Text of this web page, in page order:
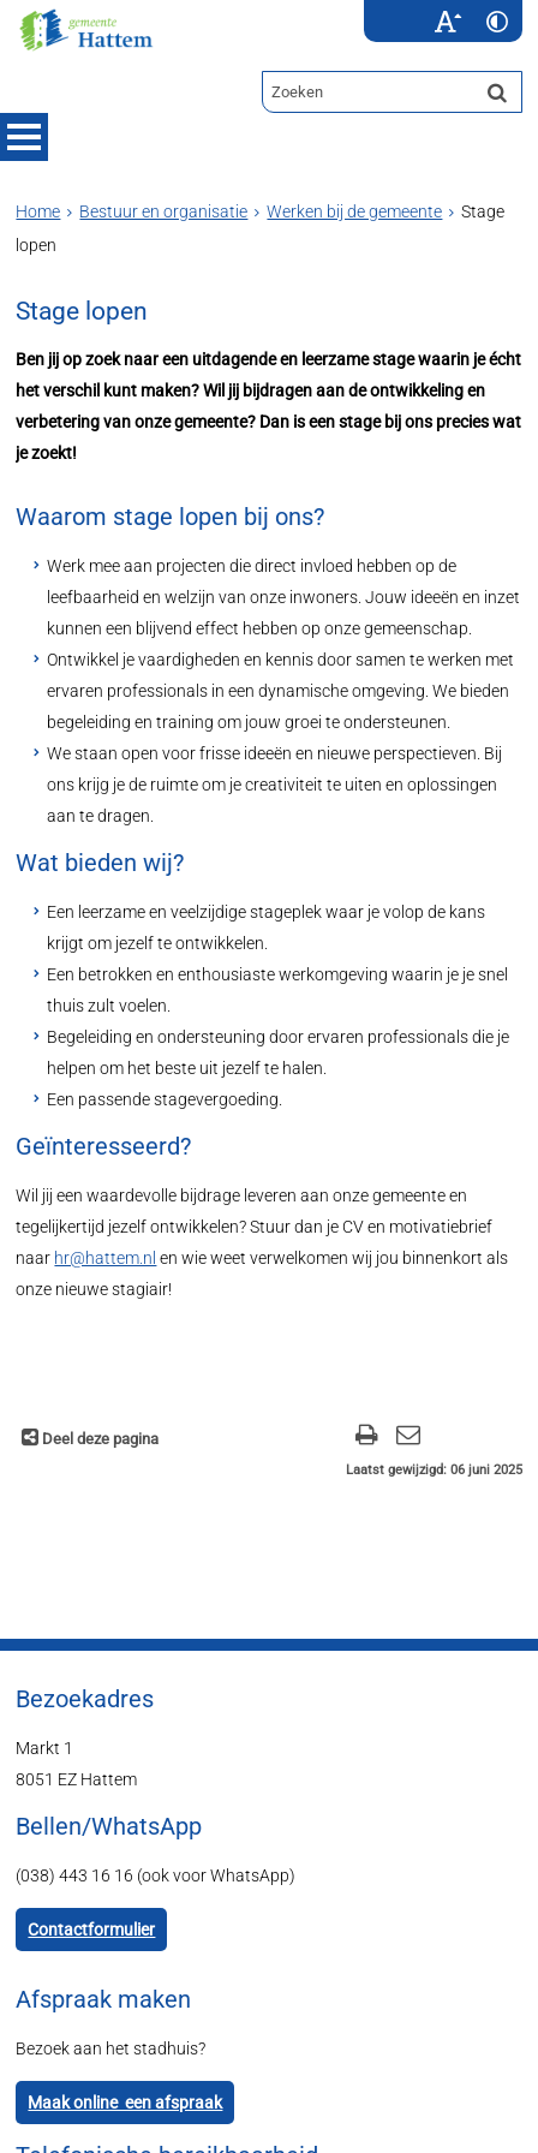
Home Bestuur en organisatie Werken bij de gemeente
Stage
lopen
Stage lopen
Ben jij op zoek naar een uitdagende en leerzame stage waarin je écht
het verschil kunt maken? Wil jij bijdragen aan de ontwikkeling en
verbetering van onze gemeente? Dan is een stage bij ons precies wat
je zoekt!
Waarom stage lopen bij ons?
Werk mee aan projecten die direct invloed hebben op de
leefbaarheid en welzijn van onze inwoners. Jouw ideeën en inzet
kunnen een blijvend effect hebben op onze gemeenschap.
Ontwikkel je vaardigheden en kennis door samen te werken met
ervaren professionals in een dynamische omgeving. We bieden
begeleiding en training om jouw groei te ondersteunen.
We staan open voor frisse ideeën en nieuwe perspectieven. Bij
ons krijg je de ruimte om je creativiteit te uiten en oplossingen
aan te dragen.
Wat bieden wij?
Een leerzame en veelzijdige stageplek waar je volop de kans
krijgt om jezelf te ontwikkelen.
Een betrokken en enthousiaste werkomgeving waarin je je snel
thuis zult voelen.
Begeleiding en ondersteuning door ervaren professionals die je
helpen om het beste uit jezelf te halen.
Een passende stagevergoeding.
Geïnteresseerd?
Wil jij een waardevolle bijdrage leveren aan onze gemeente en
tegelijkertijd jezelf ontwikkelen? Stuur dan je CV en motivatiebrief
naar hr@hattem.nl en wie weet verwelkomen wij jou binnenkort als
onze nieuwe stagiair!
Deel deze pagina
Laatst gewijzigd: 06 juni 2025
Bezoekadres
Markt 1
8051 EZ Hattem
Bellen/WhatsApp
(038) 443 16 16 (ook voor WhatsApp)
Contactformulier
Afspraak maken
Bezoek aan het stadhuis?
Maak online een afspraak